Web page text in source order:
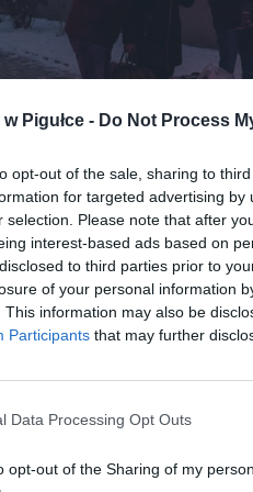
Pigułce - Do Not Process
opt-out of the sale, sharing to
for targeted advertising
selection. Please note that after
interest-based ads based on
to third parties prior to
of your personal information
This information may also be
Participants that may further
Data Processing Opt Outs
opt-out of the Sharing of my
Fot.
wspólnot
trzy pełne okresy płatności
praktyce oznacza to jeden
– nie trzeba czekać roku,
wspólnota ma prawo